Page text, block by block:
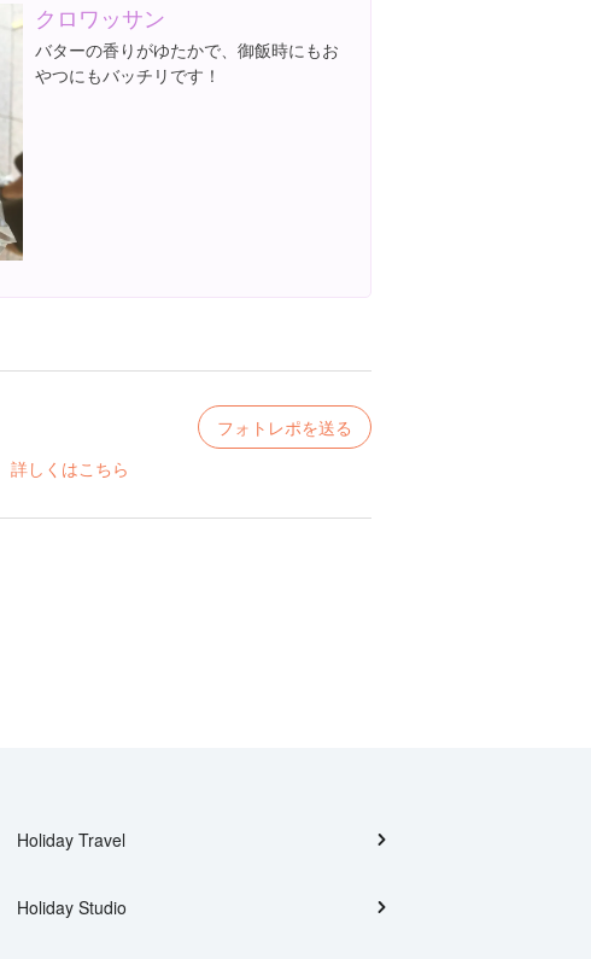
クロワッサン
バターの香りがゆたかで、御飯時にもお
やつにもバッチリです！
フォトレポを送る
詳しくはこちら
Holiday Travel
Holiday Studio